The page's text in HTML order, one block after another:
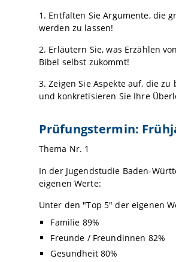
1. Entfalten Sie Argumente, die
werden zu lassen!
2. Erläutern Sie, was Erzählen
Bibel selbst zukommt!
3. Zeigen Sie Aspekte auf, die
und konkretisieren Sie Ihre
Prüfungstermin:
Thema Nr. 1
In der Jugendstudie Baden-
eigenen Werte:
Unter den "Top 5" der eigenen
Familie 89%
Freunde / Freundinnen 82%
Gesundheit 80%